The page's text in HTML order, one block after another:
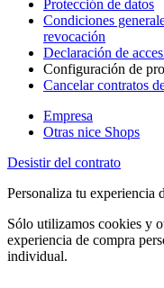
Protección de datos
Condiciones
revocación
Declaración de
Configuración de
Cancelar contratos
Empresa
Otras nice Shops
Desistir del contrato
Personaliza tu experiencia
Sólo utilizamos cookies y
experiencia de compra
individual.